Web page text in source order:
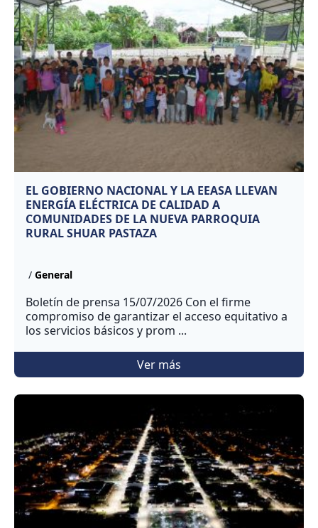
EL GOBIERNO NACIONAL Y LA EEASA LLEVAN
ENERGÍA ELÉCTRICA DE CALIDAD A
COMUNIDADES DE LA NUEVA PARROQUIA
RURAL SHUAR PASTAZA
/ General
Boletín de prensa 15/07/2026 Con el firme
compromiso de garantizar el acceso equitativo a
los servicios básicos y prom ...
Ver más